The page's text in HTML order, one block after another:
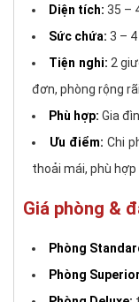
Diện tích: 35 –
Sức chứa: 3 –
Tiện nghi: 2
đơn, phòng rộng
Phù hợp: Gia
Ưu điểm: Chi
thoải mái, phù
Giá phòng &
Phòng
Phòng